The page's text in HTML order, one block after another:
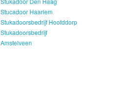
Stucadoor Haarlem
Stukadoorsbedrijf Hoofddorp
Stukadoorsbedrijf
Amstelveen